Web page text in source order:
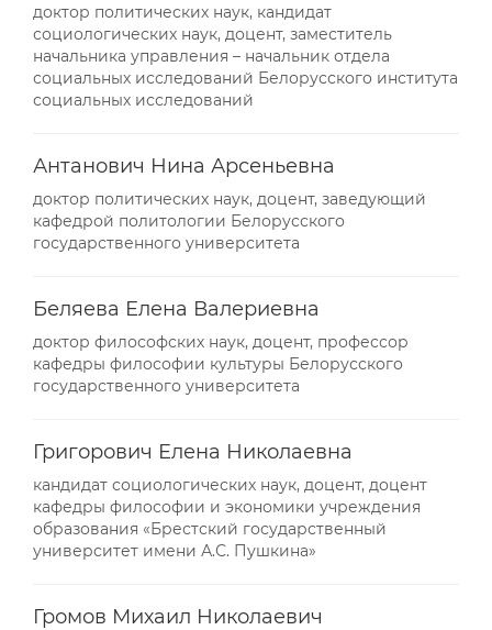
доктор политических наук, кандидат
социологических наук, доцент, заместитель
начальника управления – начальник отдела
социальных исследований Белорусского института
социальных исследований
Антанович Нина Арсеньевна
доктор политических наук, доцент, заведующий
кафедрой политологии Белорусского
государственного университета
Беляева Елена Валериевна
доктор философских наук, доцент, профессор
кафедры философии культуры Белорусского
государственного университета
Григорович Елена Николаевна
кандидат социологических наук, доцент, доцент
кафедры философии и экономики учреждения
образования «Брестский государственный
университет имени А.С. Пушкина»
Громов Михаил Николаевич